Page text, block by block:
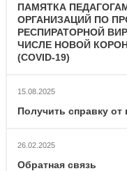
ПАМЯТКА
ОРГАНИЗАЦИЙ ПО
РЕСПИРАТОРНОЙ
ЧИСЛЕ НОВОЙ
(COVID-19)
15.08.2025
Получить справку
26.02.2025
Обратная связь